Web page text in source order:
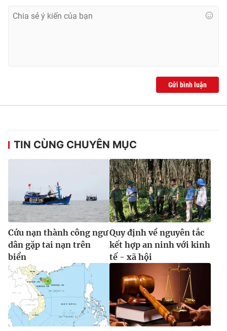
Gửi bình luận
TIN CÙNG CHUYÊN MỤC
Cứu nạn thành công ngư
dân gặp tai nạn trên
biển
Quy định về nguyên tắc
kết hợp an ninh với kinh
tế - xã hội